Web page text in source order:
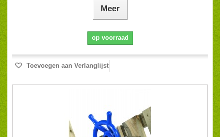
Meer
op voorraad
Toevoegen aan Verlanglijst